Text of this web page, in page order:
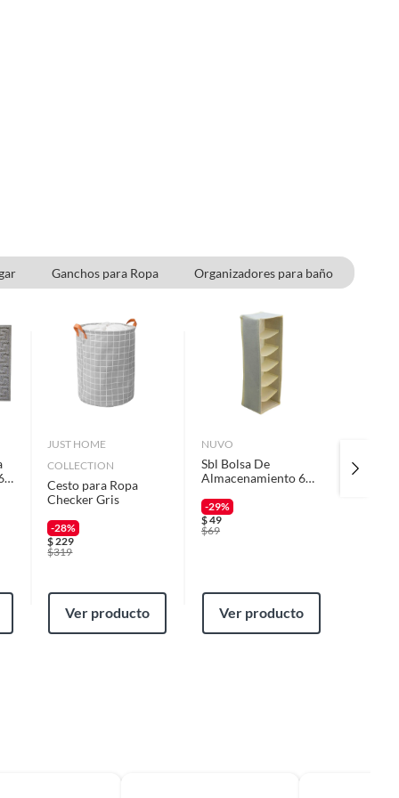
Ganchos para Ropa Organizadores para baño
JUST HOME
COLLECTION
Cesto para Ropa
Checker Gris
-28%
$229
$319
Ver producto
NUVO
Sbl Bolsa De
Almacenamiento 6
-29%
$49
$69
Ver producto